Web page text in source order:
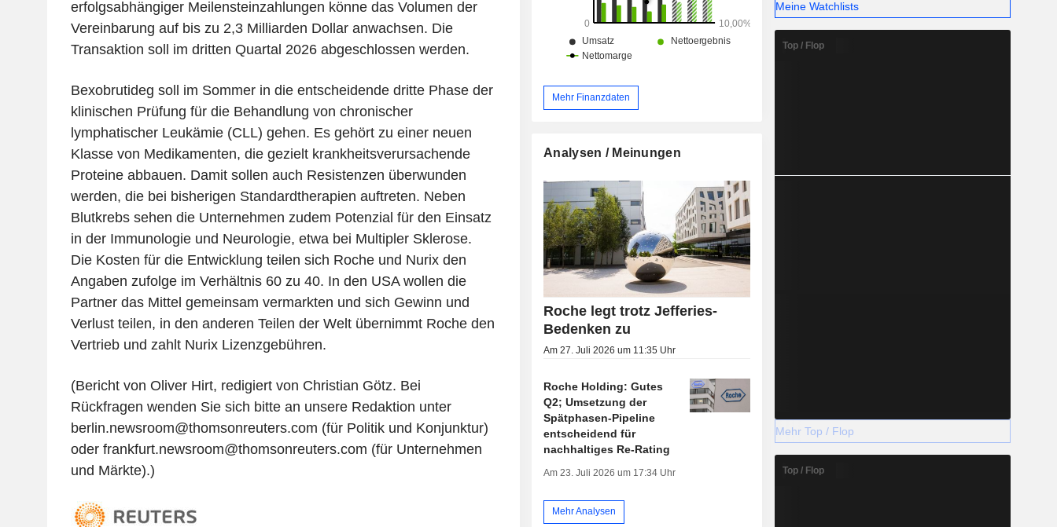
erfolgsabhängiger Meilensteinzahlungen könne das Volumen der
Vereinbarung auf bis zu 2,3 Milliarden Dollar anwachsen. Die
Transaktion soll im dritten Quartal 2026 abgeschlossen werden.
Bexobrutideg soll im Sommer in die entscheidende dritte Phase der
klinischen Prüfung für die Behandlung von chronischer
lymphatischer Leukämie (CLL) gehen. Es gehört zu einer neuen
Klasse von Medikamenten, die gezielt krankheitsverursachende
Proteine abbauen. Damit sollen auch Resistenzen überwunden
werden, die bei bisherigen Standardtherapien auftreten. Neben
Blutkrebs sehen die Unternehmen zudem Potenzial für den Einsatz
in der Immunologie und Neurologie, etwa bei Multipler Sklerose.
Die Kosten für die Entwicklung teilen sich Roche und Nurix den
Angaben zufolge im Verhältnis 60 zu 40. In den USA wollen die
Partner das Mittel gemeinsam vermarkten und sich Gewinn und
Verlust teilen, in den anderen Teilen der Welt übernimmt Roche den
Vertrieb und zahlt Nurix Lizenzgebühren.
(Bericht von Oliver Hirt, redigiert von Christian Götz. Bei
Rückfragen wenden Sie sich bitte an unsere Redaktion unter
berlin.newsroom@thomsonreuters.com (für Politik und Konjunktur)
oder frankfurt.newsroom@thomsonreuters.com (für Unternehmen
und Märkte).)
Mehr Finanzdaten
Analysen / Meinungen
Roche legt trotz Jefferies-
Bedenken zu
Am 27. Juli 2026 um 11:35 Uhr
Roche Holding: Gutes
Q2; Umsetzung der
Spätphasen-Pipeline
entscheidend für
nachhaltiges Re-Rating
Am 23. Juli 2026 um 17:34 Uhr
Mehr Analysen
Meine Watchlists
Top / Flop
Mehr Top / Flop
Top / Flop